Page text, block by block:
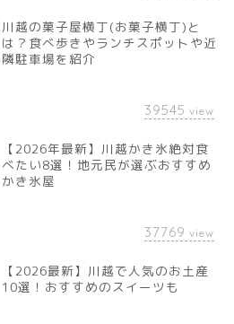
川越の菓子屋横丁(お菓子横丁)と
は？食べ歩きやランチスポットや近
隣駐車場を紹介
39545 view
【2026年最新】川越かき氷絶対食
べたい8選！地元民が選ぶおすすめ
かき氷屋
37769 view
【2026最新】川越で人気のお土産
10選！おすすめのスイーツも